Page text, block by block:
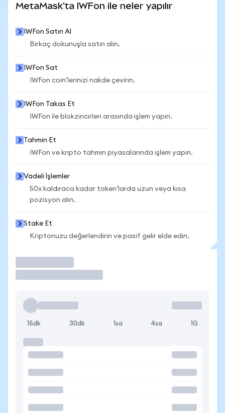
MetaMask'ta IWFon ile neler yapılır
IWFon Satın Al
Birkaç dokunuşla satın alın.
IWFon Sat
IWFon coin'lerinizi nakde çevirin.
IWFon Takas Et
IWFon ile blokzincirleri arasında işlem yapın.
Tahmin Et
IWFon ve kripto tahmin piyasalarında işlem yapın.
Vadeli İşlemler
50x kaldıraca kadar token'larda uzun veya kısa
pozisyon alın.
Stake Et
Kriptonuzu değerlendirin ve pasif gelir elde edin.
15dk 30dk 1sa 4sa 1G